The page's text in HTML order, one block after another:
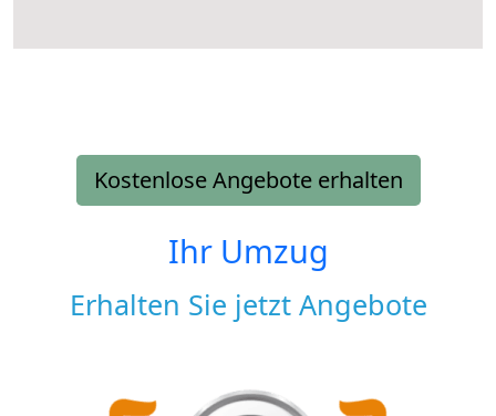
Kostenlose Angebote erhalten
Ihr Umzug
Erhalten Sie jetzt Angebote